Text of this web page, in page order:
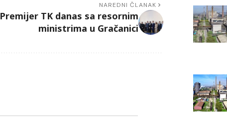
NAREDNI ČLANAK
Premijer TK danas sa resornim
ministrima u Gračanici